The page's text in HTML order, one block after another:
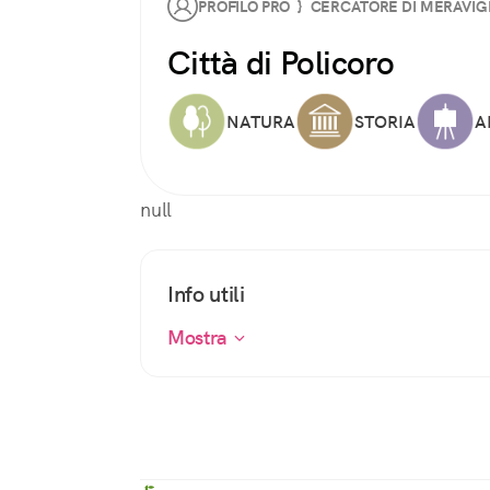
PROFILO PRO } CERCATORE DI
Città di Policoro
NATURA STORIA
null
Info utili
Mostra